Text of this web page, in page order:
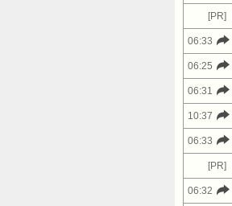
[PR]
06:33
06:25
06:31
10:37
06:33
[PR]
06:32